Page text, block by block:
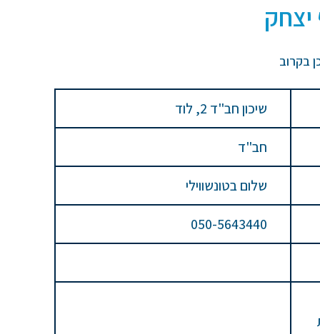
יצחק
בקרוב
שיכון חב"ד 2, לוד
חב"ד
שלום בטונשווילי
050-5643440